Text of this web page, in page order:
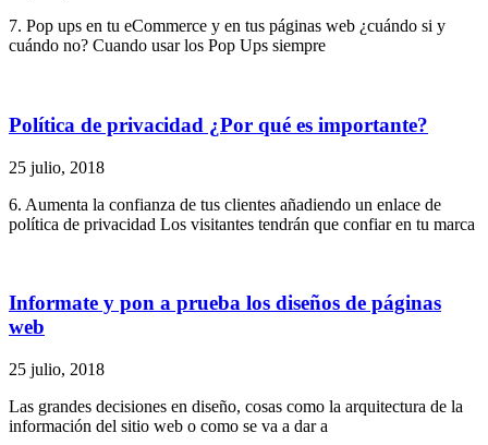
7. Pop ups en tu eCommerce y en tus páginas web ¿cuándo si y
cuándo no? Cuando usar los Pop Ups siempre
Política de privacidad ¿Por qué es importante?
25 julio, 2018
6. Aumenta la confianza de tus clientes añadiendo un enlace de
política de privacidad Los visitantes tendrán que confiar en tu marca
Informate y pon a prueba los diseños de páginas
web
25 julio, 2018
Las grandes decisiones en diseño, cosas como la arquitectura de la
información del sitio web o como se va a dar a